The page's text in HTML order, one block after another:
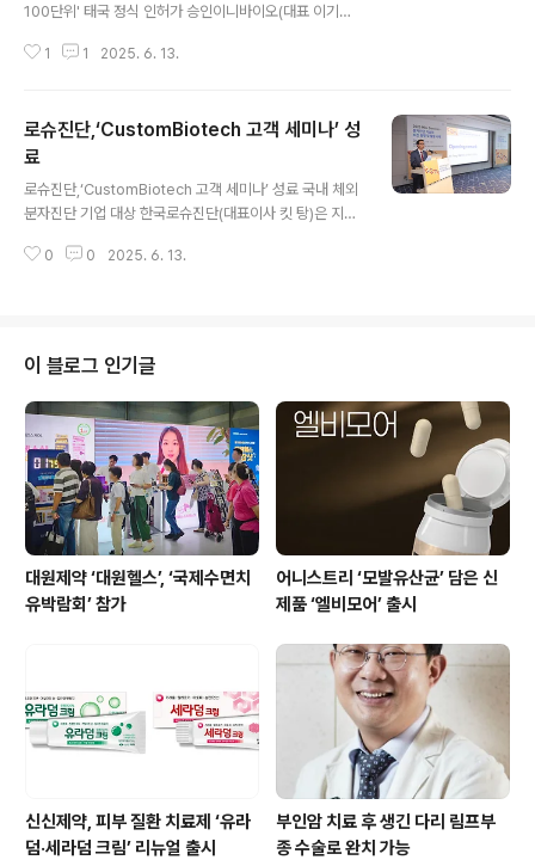
100단위' 태국 정식 인허가 승인이니바이오(대표 이기세,
로 진출한다. 회사는 지난 9일 태국 방콕 하얏트 리젠시 호
o)’ 의 태국 시장 성공적인 안착을 위해 마련된 행사로, 주
요 태국 대학병원 의료진과 저명한 현지 KOL 등 약 240
여명의 의사가 참석하여 성황을 이뤘다. 이니보의 제품 경
쟁력, 보툴리눔 톡신의 주요 선택 기준에 대해 발표하였으
며, 심포지엄의 성과를 반영하듯 사전 제품 발주가 예상 대
비 2배에 이를 정도로 참석자들의 큰 관심을 받았다. 이니
1 1 2025. 6. 13.
로슈진단,‘CustomBiotech 고객 세미나’ 성
료
로슈진단,‘CustomBiotech 고객 세미나’ 성료 국내 체외
분자진단 기업 대상 한국로슈진단(대표이사 킷 탕)은 지난
분자진단 관련 제조사를 대상으로 고객 세미나를 성황리에
진단 시약 제조에 사용되는 고품질 원료 및 기초소재(원자
재) 기반의 고객 맞춤형 솔루션과 협력 사례를 공유하는 자
리였다. 오전 세션에서는 로슈진단 아시아태평양지부 Cus
tomBiotech 담당 매니저인 Peter Tan이 로슈의 분자진
단 원자재 솔루션을 소개하고, 이를 통한 고객 맞춤형 제품
개발..
0 0 2025. 6. 13.
이 블로그 인기글
대원제약 ‘대원헬스’, ‘국제수면치
유박람회’ 참가
어니스트리 ‘모발유산균’ 담은 신
제품 ‘엘비모어’ 출시
신신제약, 피부 질환 치료제 ‘유라
덤·세라덤 크림’ 리뉴얼 출시
부인암 치료 후 생긴 다리 림프부
종 수술로 완치 가능